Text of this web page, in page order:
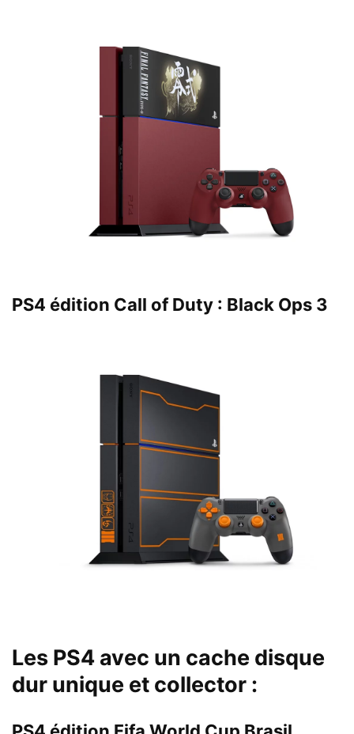
PS4 édition Call of Duty : Black Ops 3
Les PS4 avec un cache disque
dur unique et collector :